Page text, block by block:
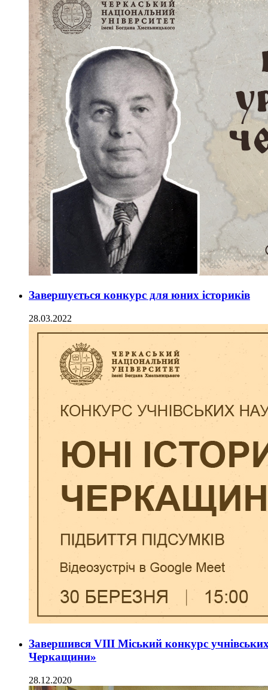
Завершується конкурс для юних істориків
28.03.2022
Завершився VІІІ Міський конкурс
Черкащини»
28.12.2020